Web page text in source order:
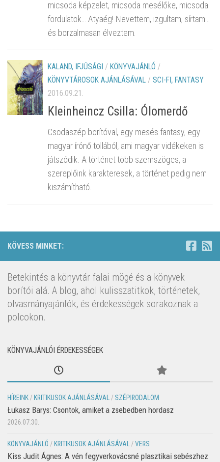
micsoda képzelet, micsoda mesélőke, micsoda
fordulatok… Atyaég! Nevettem, izgultam, sírtam…
és borzalmasan élveztem.
KALAND, IFJÚSÁGI / KÖNYVAJÁNLÓ /
KÖNYVTÁROSOK AJÁNLÁSÁVAL / SCI-FI, FANTASY
2016.09.21.
Kleinheincz Csilla: Ólomerdő
Csodaszép borítóval, egy mesés fantasy, egy
magyar írónő tollából, ami magyar vidékeken is
játszódik. A történet több szemszöges, a
szereplőink karakteresek, a történet pedig nem
kiszámítható.
KÖVESS MINKET:
Betekintés a könyvtár falai mögé és a könyvek
borítói alá. A blog, ahol kulisszatitkok, történetek,
olvasmányajánlók, és érdekességek sorakoznak a
polcokon.
KÖNYVAJÁNLÓI ÉRDEKESSÉGEK
HÍREINK / KRITIKUSOK AJÁNLÁSÁVAL / SZÉPIRODALOM
Łukasz Barys: Csontok, amiket a zsebedben hordasz
2026.07.30.
KÖNYVAJÁNLÓ / KRITIKUSOK AJÁNLÁSÁVAL /VERS
Kiss Judit Ágnes: A vén fegyverkovácsné plasztikai sebészhez